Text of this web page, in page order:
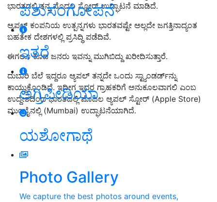
ಪಶುಸಂಗೋಪನೆ
ಇತರೆ
ಅಗ್ರಿಪೀಡಿಯಾ
ಯಶೋಗಾಥೆ
Photo Gallery
We capture the best photos around events,
ಭಾರತದಲ್ಲಿ ತನ್ನ ಮೊದಲ ಸ್ಟೋರ್‌ ಉದ್ಘಾಟನೆ ಮಾಡಿದೆ.
ಆ್ಯಪಲ್ ಕಂಪನಿಯ ಉತ್ಪನ್ನಗಳು ಭಾರತವಷ್ಟೇ ಅಲ್ಲದೇ ಜಗತ್ತಿನಾದ್ಯಂತ
ಬಹತೇಕ ದೇಶಗಳಲ್ಲಿ ಪ್ರಸಿದ್ಧಿ ಪಡೆದಿವೆ.
ಈಗಲೂ ಕೂಡ ಜನರು ಇವನ್ನು ಮುಗಿಬಿದ್ದು ಖರೀದಿಸುತ್ತಾರೆ.
ದುಬಾರಿ ಬೆಲೆ ಇದ್ದರೂ ಆ್ಯಪಲ್ ತನ್ನದೇ ಒಂದು ಸ್ಟ್ಯಾಂಡರ್ಡ್‌ನ್ನು
ಕಾಯ್ದುಕೊಂಡಿದೆ. ಇದೀಗ ಇದರ ಗ್ರಾಹಕರಿಗೆ ಅನುಕೂಲವಾಗಲಿ ಎಂಬ
ಉದ್ದೇಶದಿಂದ ಭಾರತದಲ್ಲಿ ಮೊದಲ ಆ್ಯಪಲ್ ಸ್ಟೋರ್ (Apple Store)
ಮುಂಬೈನಲ್ಲಿ (Mumbai) ಉದ್ಘಾಟನೆಯಾಗಿದೆ.